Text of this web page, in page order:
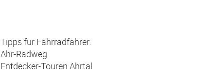
Tipps für Fahrradfahrer:
Ahr-Radweg
Entdecker-Touren Ahrtal